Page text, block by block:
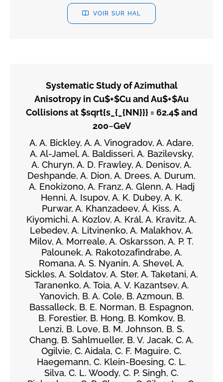
VOIR SUR HAL
Systematic Study of Azimuthal
Anisotropy in Cu$+$Cu and Au$+$Au
Collisions at $sqrt{s_{_{NN}}} = 62.4$ and
200~GeV
A. A. Bickley, A. A. Vinogradov, A. Adare,
A. Al-Jamel, A. Baldisseri, A. Bazilevsky,
A. Churyn, A. D. Frawley, A. Denisov, A.
Deshpande, A. Dion, A. Drees, A. Durum,
A. Enokizono, A. Franz, A. Glenn, A. Hadj
Henni, A. Isupov, A. K. Dubey, A. K.
Purwar, A. Khanzadeev, Á. Kiss, A.
Kiyomichi, A. Kozlov, A. Král, A. Kravitz, A.
Lebedev, A. Litvinenko, A. Malakhov, A.
Milov, A. Morreale, A. Oskarsson, A. P. T.
Palounek, A. Rakotozafindrabe, A.
Romana, A. S. Nyanin, A. Shevel, A.
Sickles, A. Soldatov, A. Ster, A. Taketani, A.
Taranenko, A. Toia, A. V. Kazantsev, A.
Yanovich, B. A. Cole, B. Azmoun, B.
Bassalleck, B. E. Norman, B. Espagnon,
B. Forestier, B. Hong, B. Komkov, B.
Lenzi, B. Love, B. M. Johnson, B. S.
Chang, B. Sahlmueller, B. V. Jacak, C. A.
Ogilvie, C. Aidala, C. F. Maguire, C.
Haegemann, C. Klein-Boesing, C. L.
Silva, C. L. Woody, C. P. Singh, C.